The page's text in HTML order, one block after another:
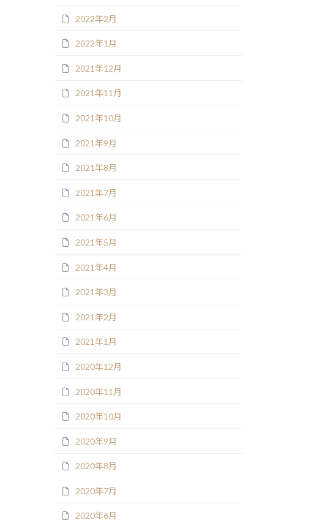
2022年2月
2022年1月
2021年12月
2021年11月
2021年10月
2021年9月
2021年8月
2021年7月
2021年6月
2021年5月
2021年4月
2021年3月
2021年2月
2021年1月
2020年12月
2020年11月
2020年10月
2020年9月
2020年8月
2020年7月
2020年6月